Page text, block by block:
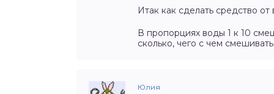
Итак как сделать средство от
В пропорциях воды 1 к 10
сколько, чего с чем смешивать
Юлия